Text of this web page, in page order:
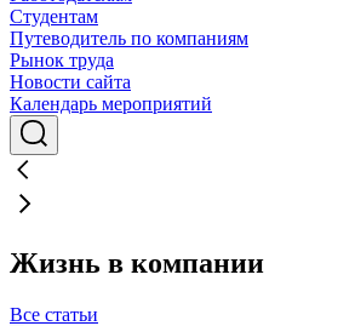
Студентам
Путеводитель по компаниям
Рынок труда
Новости сайта
Календарь мероприятий
Жизнь в компании
Все статьи